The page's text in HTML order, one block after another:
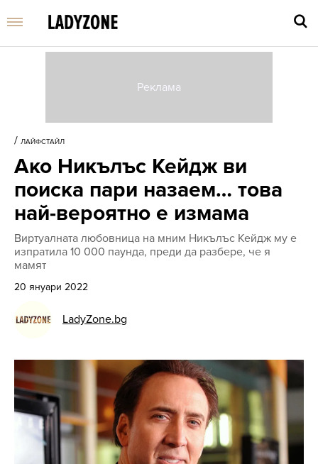
/ ЛАЙФСТАЙЛ
Ако Никълъс Кейдж ви
поиска пари назаем… това
най-вероятно е измама
Виртуалната любовница на мним Никълъс Кейдж му е
изпратила 10 000 паунда, преди да разбере, че я
мамят
20 януари 2022
LadyZone.bg